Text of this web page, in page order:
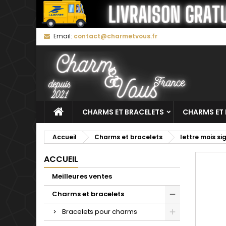
Email: contact@charmetvous.fr
CHARMS ET BRACELETS CHARMS ET
Accueil Charms et bracelets lettre mois
ACCUEIL
Meilleures ventes
Charms et bracelets
Bracelets pour charms